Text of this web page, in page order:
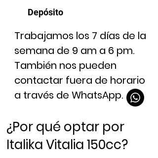
Depósito
Trabajamos los 7 días de la
semana de 9 am a 6 pm.
También nos pueden
contactar fuera de horario
a través de WhatsApp.
¿Por qué optar por
Italika Vitalia 150cc?